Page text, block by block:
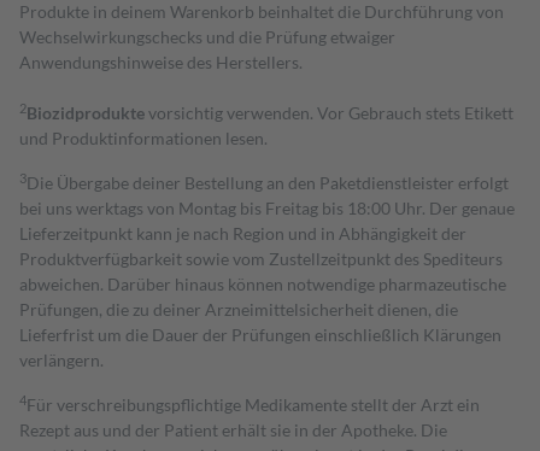
Produkte in deinem Warenkorb beinhaltet die Durchführung von
Wechselwirkungschecks und die Prüfung etwaiger
Anwendungshinweise des Herstellers.
2Biozidproduktevorsichtig verwenden. Vor Gebrauch stets Etikett
und Produktinformationen lesen.
3Die Übergabe deiner Bestellung an den Paketdienstleister erfolgt
bei uns werktags von Montag bis Freitag bis 18:00 Uhr. Der genaue
Lieferzeitpunkt kann je nach Region und in Abhängigkeit der
Produktverfügbarkeit sowie vom Zustellzeitpunkt des Spediteurs
abweichen. Darüber hinaus können notwendige pharmazeutische
Prüfungen, die zu deiner Arzneimittelsicherheit dienen, die
Lieferfrist um die Dauer der Prüfungen einschließlich Klärungen
verlängern.
4Für verschreibungspflichtige Medikamente stellt der Arzt ein
Rezept aus und der Patient erhält sie in der Apotheke. Die